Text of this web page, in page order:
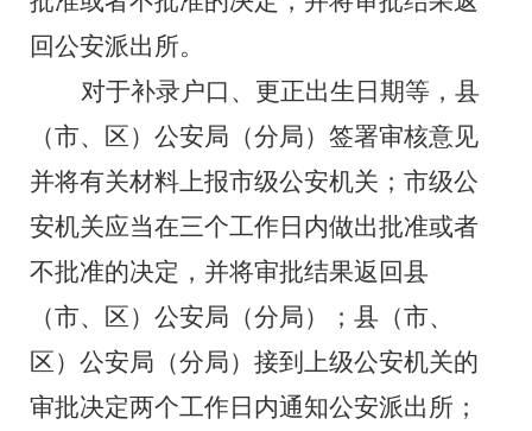
回公安派出所。
对于补录户口、更正出生日期等，县
（市、区）公安局（分局）签署审核意见
并将有关材料上报市级公安机关；市级公
安机关应当在三个工作日内做出批准或者
不批准的决定，并将审批结果返回县
（市、区）公安局（分局）；县（市、
区）公安局（分局）接到上级公安机关的
审批决定两个工作日内通知公安派出所；